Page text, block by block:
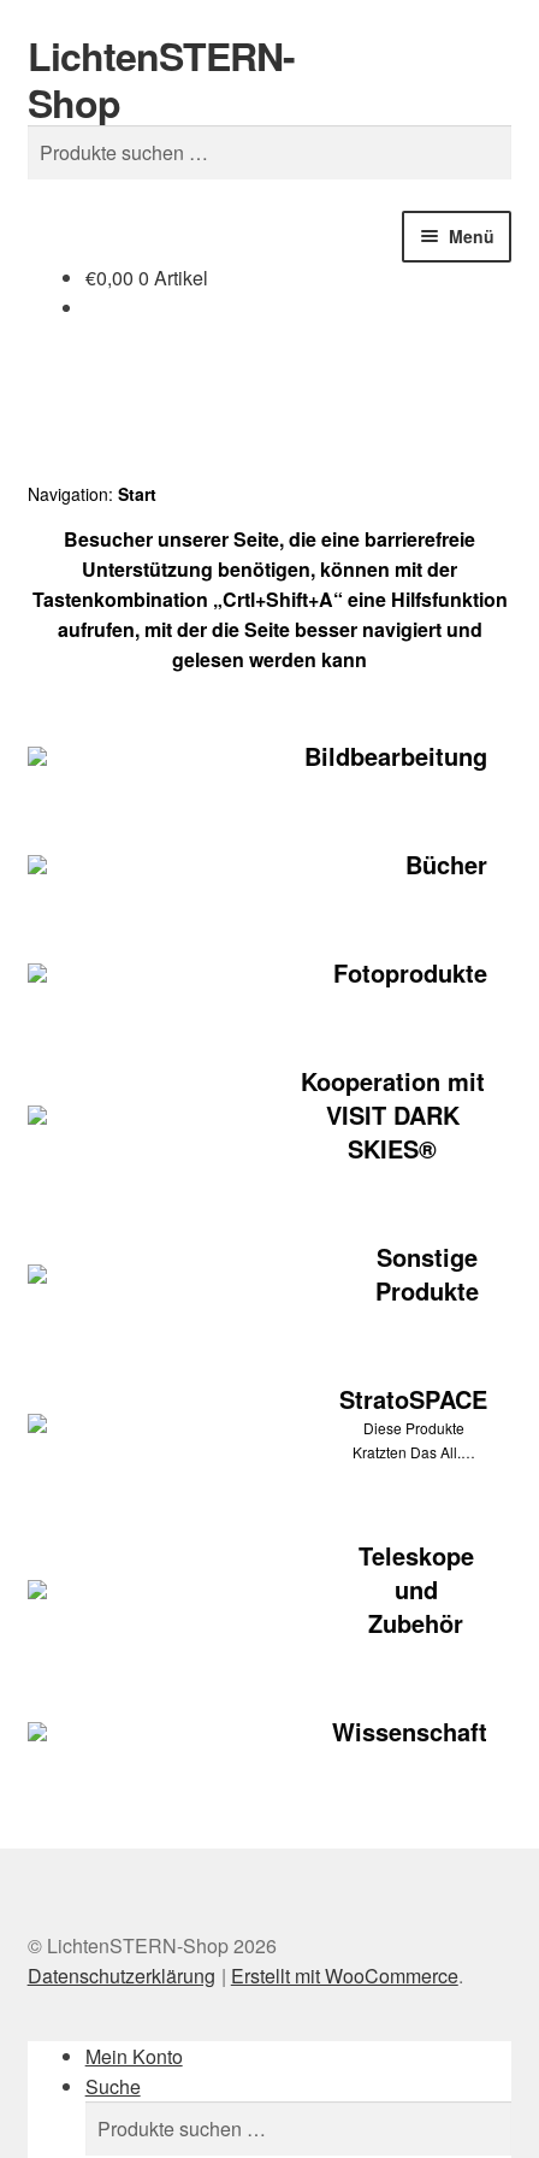
Zur
Navigation
springen
Zum
Inhalt
springen
LichtenSTERN-
Shop
Suchen
nach:
Suchen
Menü
€0,00 0 Artikel
Navigation: Start
Besucher unserer Seite, die eine barrierefreie
Unterstützung benötigen, können mit der
Tastenkombination „Crtl+Shift+A“ eine Hilfsfunktion
aufrufen, mit der die Seite besser navigiert und
gelesen werden kann
Bildbearbeitung
Bücher
Fotoprodukte
Kooperation mit
VISIT DARK
SKIES®
Sonstige
Produkte
StratoSPACE
Diese Produkte
Kratzten Das All.…
Teleskope
und
Zubehör
Wissenschaft
© LichtenSTERN-Shop 2026
Datenschutzerklärung
Erstellt mit WooCommerce.
Mein Konto
Suche
Suchen
nach:
Suchen